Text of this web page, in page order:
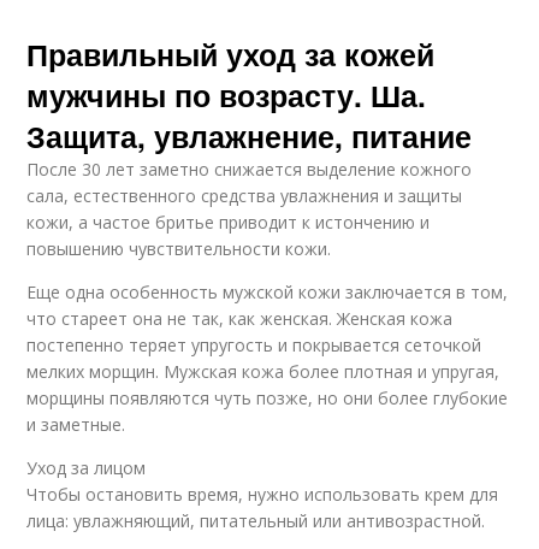
Правильный уход за кожей
мужчины по возрасту. Ша.
Защита, увлажнение, питание
После 30 лет заметно снижается выделение кожного
сала, естественного средства увлажнения и защиты
кожи, а частое бритье приводит к истончению и
повышению чувствительности кожи.
Еще одна особенность мужской кожи заключается в том,
что стареет она не так, как женская. Женская кожа
постепенно теряет упругость и покрывается сеточкой
мелких морщин. Мужская кожа более плотная и упругая,
морщины появляются чуть позже, но они более глубокие
и заметные.
Уход за лицом
Чтобы остановить время, нужно использовать крем для
лица: увлажняющий, питательный или антивозрастной.